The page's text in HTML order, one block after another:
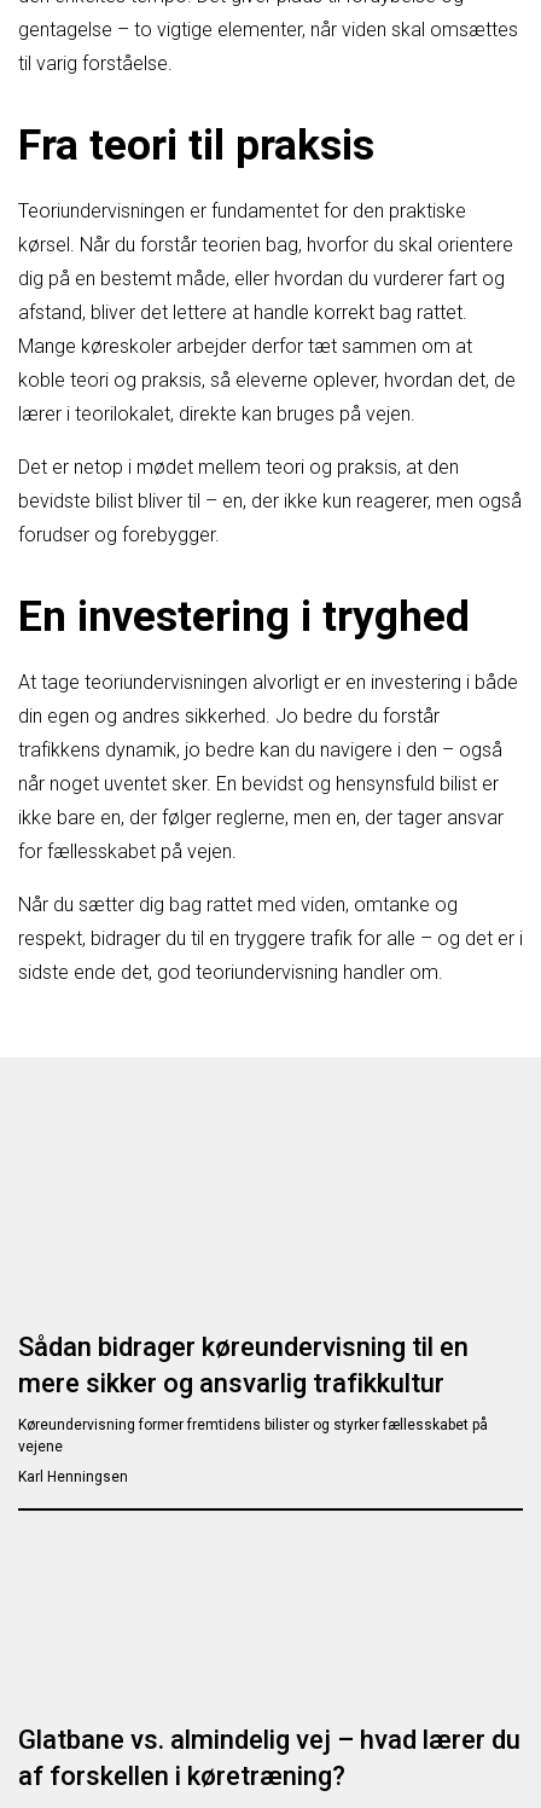
gentagelse – to vigtige elementer, når viden skal omsættes
til varig forståelse.
Fra teori til praksis
Teoriundervisningen er fundamentet for den praktiske
kørsel. Når du forstår teorien bag, hvorfor du skal orientere
dig på en bestemt måde, eller hvordan du vurderer fart og
afstand, bliver det lettere at handle korrekt bag rattet.
Mange køreskoler arbejder derfor tæt sammen om at
koble teori og praksis, så eleverne oplever, hvordan det, de
lærer i teorilokalet, direkte kan bruges på vejen.
Det er netop i mødet mellem teori og praksis, at den
bevidste bilist bliver til – en, der ikke kun reagerer, men også
forudser og forebygger.
En investering i tryghed
At tage teoriundervisningen alvorligt er en investering i både
din egen og andres sikkerhed. Jo bedre du forstår
trafikkens dynamik, jo bedre kan du navigere i den – også
når noget uventet sker. En bevidst og hensynsfuld bilist er
ikke bare en, der følger reglerne, men en, der tager ansvar
for fællesskabet på vejen.
Når du sætter dig bag rattet med viden, omtanke og
respekt, bidrager du til en tryggere trafik for alle – og det er i
sidste ende det, god teoriundervisning handler om.
Sådan bidrager køreundervisning til en
mere sikker og ansvarlig trafikkultur
Køreundervisning former fremtidens bilister og styrker fællesskabet på
vejene
Karl Henningsen
Glatbane vs. almindelig vej – hvad lærer du
af forskellen i køretræning?